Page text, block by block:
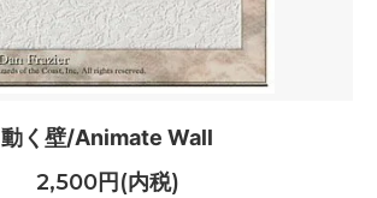
動く壁/Animate Wall
2,500円(内税)